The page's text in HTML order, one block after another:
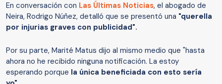
En conversación con Las Últimas Noticias, el abogado de
Neira, Rodrigo Núñez, detalló que se presentó una "querella
por injurias graves con publicidad".
Por su parte, Marité Matus dijo al mismo medio que "hasta
ahora no he recibido ninguna notificación. La estoy
esperando porque la única beneficiada con esto sería